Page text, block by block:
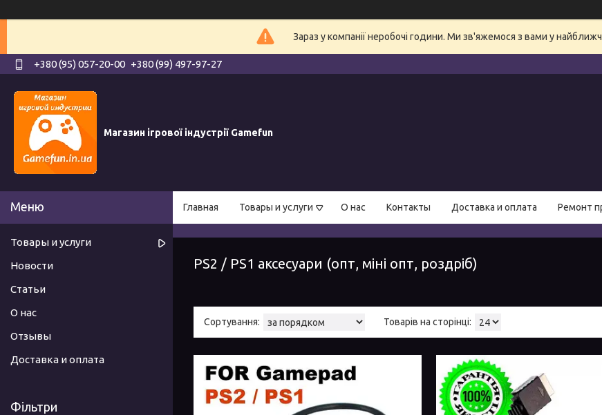
Зараз у компанії неробочі години. Ми зв'яжемося з вами у
+380 (95) 057-20-00 +380 (99) 497-97-27
Магазин ігрової індустрії Gamefun
Главная Товары и услуги О нас Контакты Доставка и оплата Ремонт
PS2 / PS1 аксесуари (опт, міні опт, роздріб)
Товары и услуги
Новости
Статьи
О нас
Отзывы
Доставка и оплата
Фільтри